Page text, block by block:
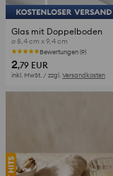
Glas mit Doppelboden
⌀ 8,4 cm x 9,4 cm
Bewertungen (9)
2,79 EUR
inkl. MwSt. / zzgl.Versandkosten